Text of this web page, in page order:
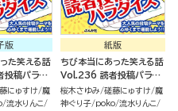
版
た笑える話
稿パラダ
にゅすけ 魔
流水りんこ
紙版
ちび本当にあった笑える話
Vol.236 読者投稿パラダ
イス
桜木さゆみ 磋藤にゅすけ 魔
神ぐり子 poko 流水りんこ